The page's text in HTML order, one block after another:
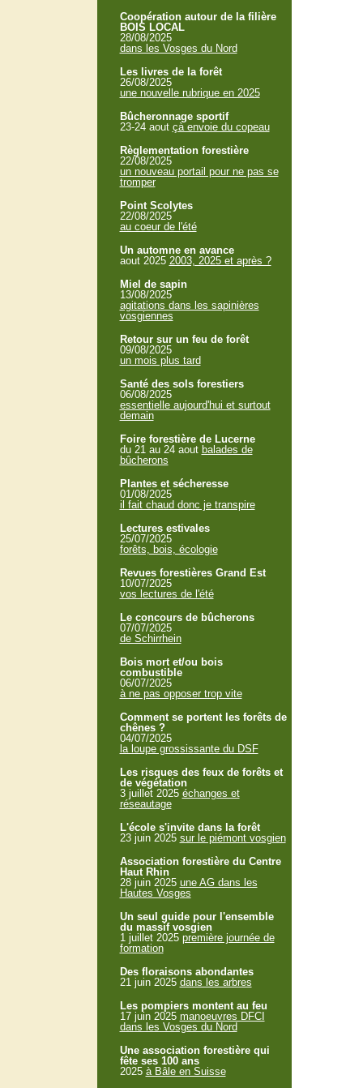
Coopération autour de la filière
BOIS LOCAL
28/08/2025
dans les Vosges du Nord
Les livres de la forêt
26/08/2025
une nouvelle rubrique en 2025
Bûcheronnage sportif
23-24 aout çà envoie du copeau
Règlementation forestière
22/08/2025
un nouveau portail pour ne pas se
tromper
Point Scolytes
22/08/2025
au coeur de l'été
Un automne en avance
aout 2025 2003, 2025 et après ?
Miel de sapin
13/08/2025
agitations dans les sapinières
vosgiennes
Retour sur un feu de forêt
09/08/2025
un mois plus tard
Santé des sols forestiers
06/08/2025
essentielle aujourd'hui et surtout
demain
Foire forestière de Lucerne
du 21 au 24 aout balades de
bûcherons
Plantes et sécheresse
01/08/2025
il fait chaud donc je transpire
Lectures estivales
25/07/2025
forêts, bois, écologie
Revues forestières Grand Est
10/07/2025
vos lectures de l'été
Le concours de bûcherons
07/07/2025
de Schirrhein
Bois mort et/ou bois
combustible
06/07/2025
à ne pas opposer trop vite
Comment se portent les forêts de
chênes ?
04/07/2025
la loupe grossissante du DSF
Les risques des feux de forêts et
de végétation
3 juillet 2025 échanges et
réseautage
L'école s'invite dans la forêt
23 juin 2025 sur le piémont vosgien
Association forestière du Centre
Haut Rhin
28 juin 2025 une AG dans les
Hautes Vosges
Un seul guide pour l'ensemble
du massif vosgien
1 juillet 2025 première journée de
formation
Des floraisons abondantes
21 juin 2025 dans les arbres
Les pompiers montent au feu
17 juin 2025 manoeuvres DFCI
dans les Vosges du Nord
Une association forestière qui
fête ses 100 ans
2025 à Bâle en Suisse